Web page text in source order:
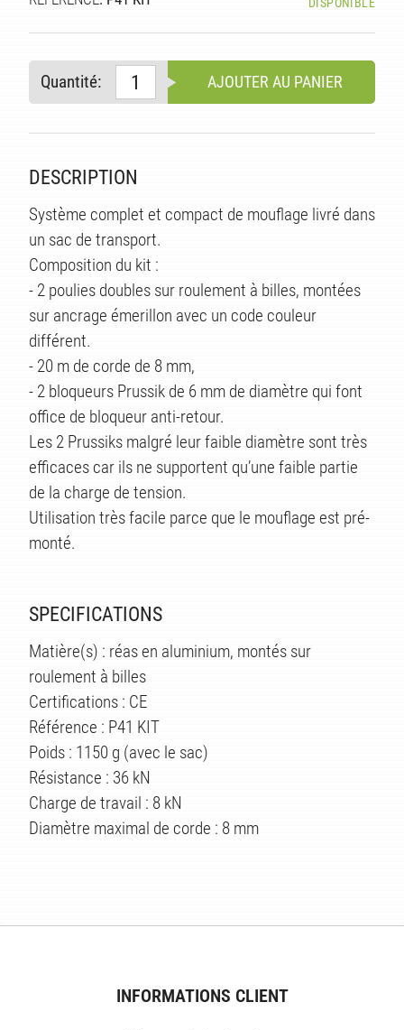
Quantité: AJOUTER AU PANIER
DESCRIPTION
Système complet et compact de mouflage livré dans
un sac de transport.
Composition du kit :
- 2 poulies doubles sur roulement à billes, montées
sur ancrage émerillon avec un code couleur
différent.
- 20 m de corde de 8 mm,
- 2 bloqueurs Prussik de 6 mm de diamètre qui font
office de bloqueur anti-retour.
Les 2 Prussiks malgré leur faible diamètre sont très
efficaces car ils ne supportent qu’une faible partie
de la charge de tension.
Utilisation très facile parce que le mouflage est pré-
monté.
SPECIFICATIONS
Matière(s) : réas en aluminium, montés sur
roulement à billes
Certifications : CE
Référence : P41 KIT
Poids : 1150 g (avec le sac)
Résistance : 36 kN
Charge de travail : 8 kN
Diamètre maximal de corde : 8 mm
INFORMATIONS CLIENT